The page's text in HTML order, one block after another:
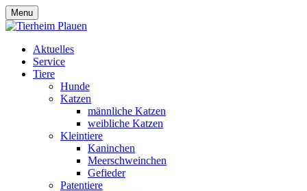
Menu
Aktuelles
Service
Tiere
Hunde
Katzen
männliche Katzen
weibliche Katzen
Kleintiere
Kaninchen
Meerschweinchen
Gefieder
Patentiere